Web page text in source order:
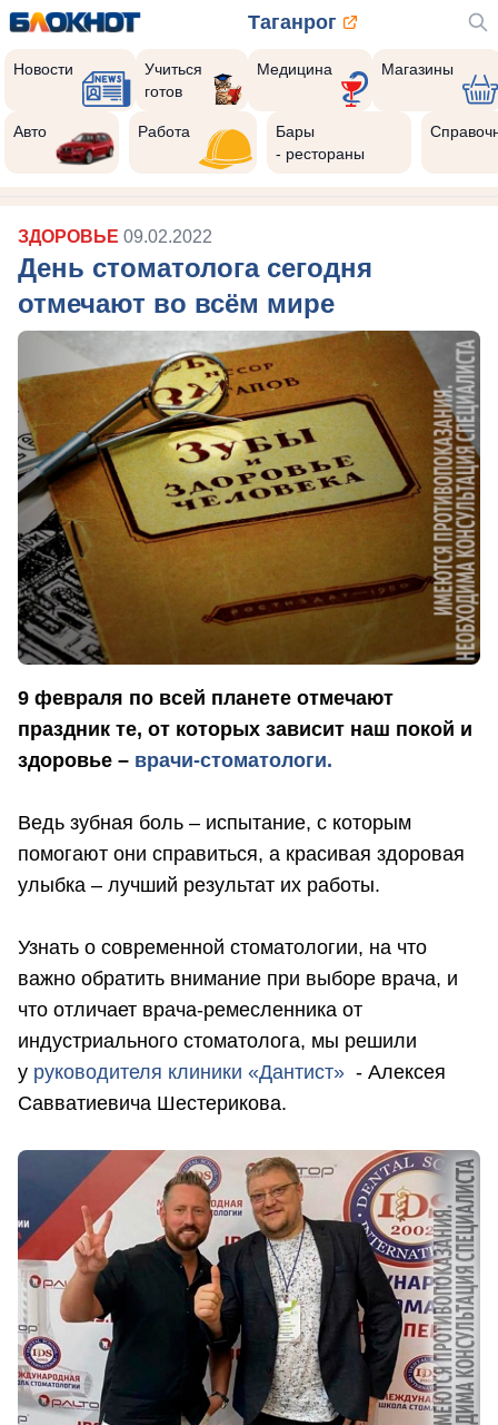
Таганрог
Новости
Учиться
готов
Медицина Магазины
Авто Работа
Бары
- рестораны
ЗДОРОВЬЕ 09.02.2022
День стоматолога сегодня
отмечают во всём мире
9 февраля по всей планете отмечают
праздник те, от которых зависит наш покой и
здоровье – врачи-стоматологи.
Ведь зубная боль – испытание, с которым
помогают они справиться, а красивая здоровая
улыбка – лучший результат их работы.
Узнать о современной стоматологии, на что
важно обратить внимание при выборе врача, и
что отличает врача-ремесленника от
индустриального стоматолога, мы решили
у руководителя клиники «Дантист» - Алексея
Савватиевича Шестерикова.